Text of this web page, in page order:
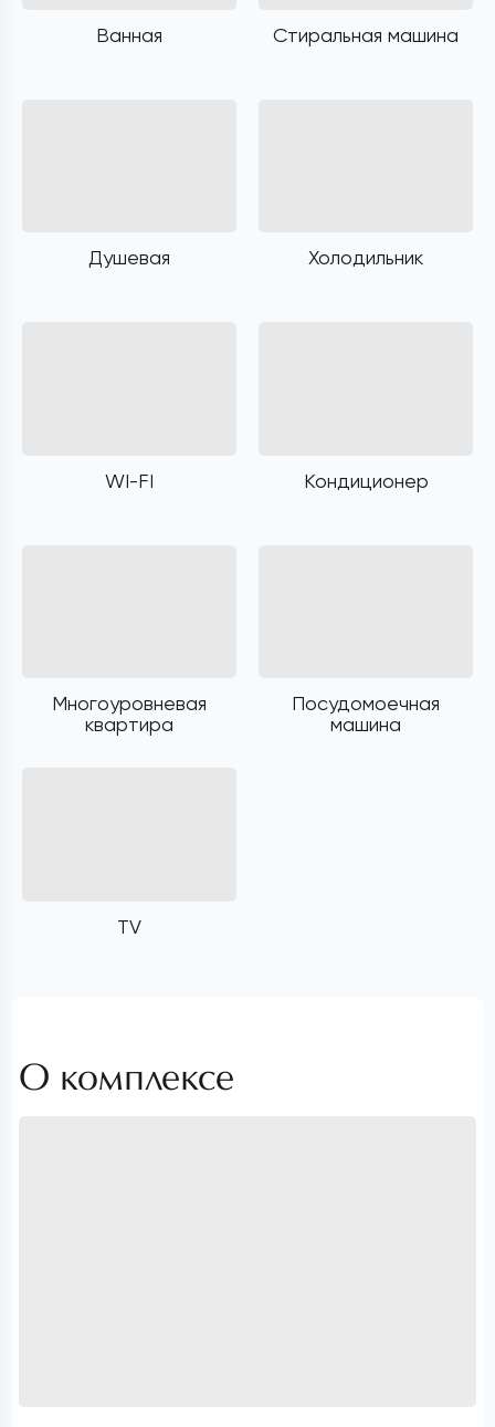
Ванная Стиральная машина
Душевая Холодильник
WI-FI Кондиционер
Многоуровневая
квартира
Посудомоечная
машина
TV
О комплексе